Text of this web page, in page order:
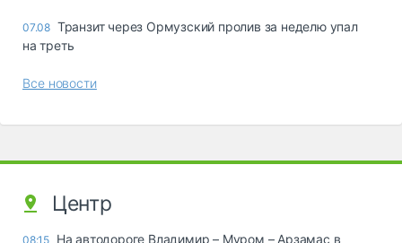
07.08 Транзит через Ормузский пролив за неделю упал
на треть
Все новости
Центр
08:15 На автодороге Владимир – Муром – Арзамас в